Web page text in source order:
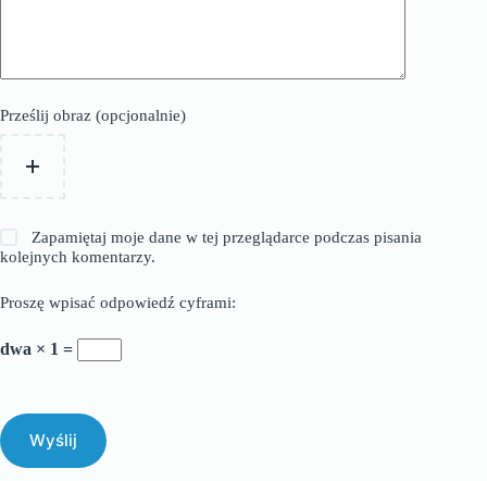
Prześlij obraz (opcjonalnie)
Zapamiętaj moje dane w tej przeglądarce podczas pisania
kolejnych komentarzy.
Proszę wpisać odpowiedź cyframi:
dwa × 1 =
Wyślij